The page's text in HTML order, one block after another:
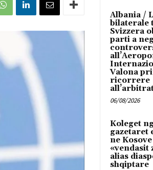
Albania /
bilaterale
Svizzera
parti a
Valona
ricorrere
06/08/2026
Koleget
gazetaret
ne
«vendasit
alias
shqiptare